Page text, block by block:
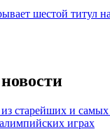
шестой титул